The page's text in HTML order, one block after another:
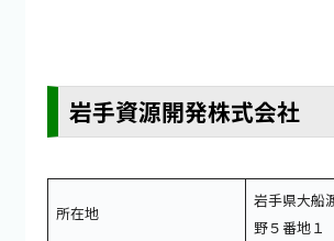
岩手資源開発株式会社
所在地
岩手県大船
野５番地１